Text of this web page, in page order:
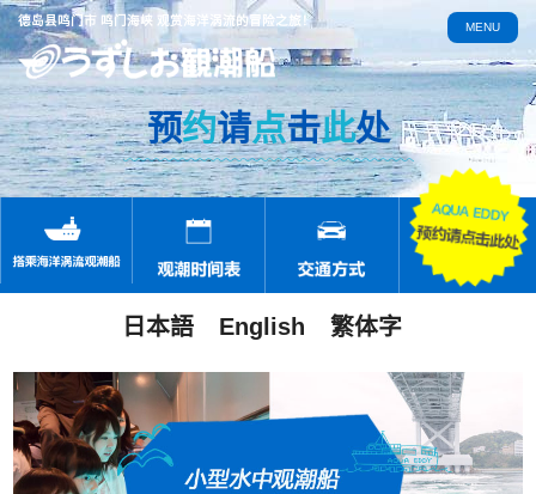
德岛县鸣门市 鸣门海峡 观赏海洋涡流的冒险之旅！
日本語 English 繁体字
MENU
预约请点击此处